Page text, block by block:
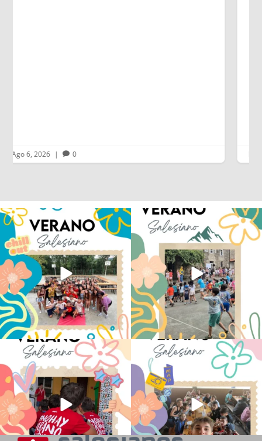
 Ago 6, 2026
Los alumnos de 6º de Primaria, 1º y 2º
de la ESO...
145 2
La diversión y la alegría también se han
sentido...
93 0
No hay verano sin que sea Salesiano ❤️
💫 en Luz 4
...
0
viviendo la alegría en el campamento
...
2